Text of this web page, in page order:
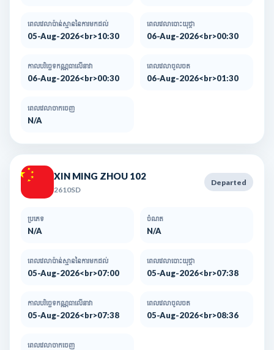
ពេលវេលាប៉ាន់ស្មាននៃការមកដល់​
05-Aug-2026<br>10:30
ពេលវេលាបោះយុថ្កា
06-Aug-2026<br>00:30
កាលបរិច្ឆេទកណ្ណធាលើនាវា
06-Aug-2026<br>00:30
ពេលវេលាចូលចត
06-Aug-2026<br>01:30
ពេលវេលាចាកចេញ
N/A
XIN MING ZHOU 102
2610SD
Departed
ប្រភេទ
N/A
ចំណត
N/A
ពេលវេលាប៉ាន់ស្មាននៃការមកដល់​
05-Aug-2026<br>07:00
ពេលវេលាបោះយុថ្កា
05-Aug-2026<br>07:38
កាលបរិច្ឆេទកណ្ណធាលើនាវា
05-Aug-2026<br>07:38
ពេលវេលាចូលចត
05-Aug-2026<br>08:36
ពេលវេលាចាកចេញ